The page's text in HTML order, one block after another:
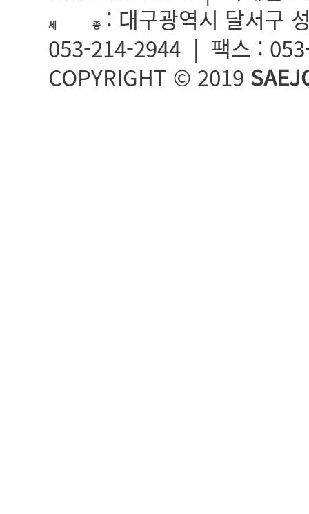
세 종: 대구광역시 달서구
053-214-2944 | 팩스 :
COPYRIGHT © 2019